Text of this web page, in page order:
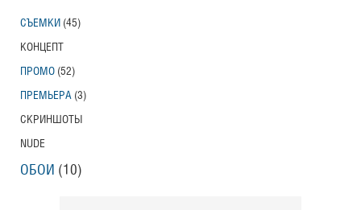
СЪЕМКИ (45)
КОНЦЕПТ
ПРОМО (52)
ПРЕМЬЕРА (3)
СКРИНШОТЫ
NUDE
ОБОИ (10)